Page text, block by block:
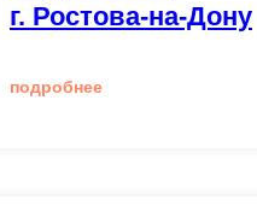
г. Ростова-на-Дону
подробнее